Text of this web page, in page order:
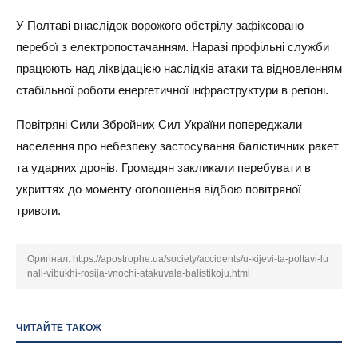
У Полтаві внаслідок ворожого обстрілу зафіксовано
перебої з електропостачанням. Наразі профільні служби
працюють над ліквідацією наслідків атаки та відновленням
стабільної роботи енергетичної інфраструктури в регіоні.
Повітряні Сили Збройних Сил України попереджали
населення про небезпеку застосування балістичних ракет
та ударних дронів. Громадян закликали перебувати в
укриттях до моменту оголошення відбою повітряної
тривоги.
Оригінал: https://apostrophe.ua/society/accidents/u-kijevi-ta-poltavi-lu
nali-vibukhi-rosija-vnochi-atakuvala-balistikoju.html
ЧИТАЙТЕ ТАКОЖ